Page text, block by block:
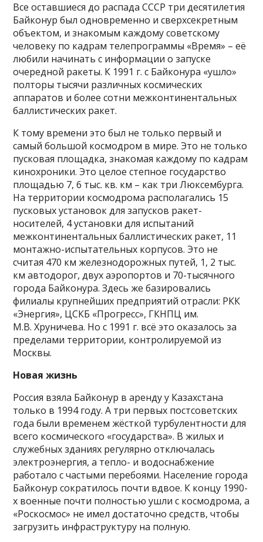
Все оставшиеся до распада СССР три десятилетия
Байконур был одновременно и сверхсекретным
объектом, и знакомым каждому советскому
человеку по кадрам телепрограммы «Время» – её
любили начинать с информации о запуске
очередной ракеты. К 1991 г. с Байконура «ушло»
полторы тысячи различных космических
аппаратов и более сотни межконтинентальных
баллистических ракет.
К тому времени это был не только первый и
самый большой космодром в мире. Это не только
пусковая площадка, знакомая каждому по кадрам
кинохроники. Это целое степное государство
площадью 7, 6 тыс. кв. км – как три Люксембурга.
На территории космодрома располагались 15
пусковых установок для запусков ракет-
носителей, 4 установки для испытаний
межконтинентальных баллистических ракет, 11
монтажно-испытательных корпусов. Это не
считая 470 км железнодорожных путей, 1, 2 тыс.
км автодорог, двух аэропортов и 70-тысячного
города Байконура. Здесь же базировались
филиалы крупнейших предприятий отрасли: РКК
«Энергия», ЦСКБ «Прогресс», ГКНПЦ им.
М.В. Хруничева. Но с 1991 г. всё это оказалось за
пределами территории, контролируемой из
Москвы.
Новая жизнь
Россия взяла Байконур в аренду у Казахстана
только в 1994 году. А три первых постсоветских
года были временем жёсткой турбулентности для
всего космического «государства». В жилых и
служебных зданиях регулярно отключалась
электроэнергия, а тепло- и водоснабжение
работало с частыми перебоями. Население города
Байконур сократилось почти вдвое. К концу 1990-
х военные почти полностью ушли с космодрома, а
«Роскосмос» не имел достаточно средств, чтобы
загрузить инфраструктуру на полную.